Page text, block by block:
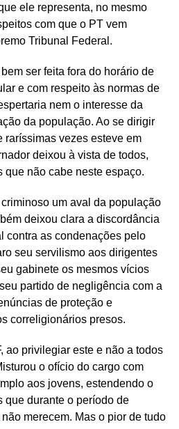
ele representa, no mesmo
com que o PT vem
Tribunal Federal.
ser feita fora do horário de
e com respeito às normas de
nem o interesse da
da população. Ao se dirigir
raríssimas vezes esteve em
deixou à vista de todos,
que não cabe neste espaço.
um aval da população
deixou clara a discordância
contra as condenações pelo
seu servilismo aos dirigentes
gabinete os mesmos vícios
partido de negligência com a
de proteção e
correligionários presos.
ao privilegiar este e não a todos
o ofício do cargo com
aos jovens, estendendo o
que durante o período de
merecem. Mas o pior de tudo